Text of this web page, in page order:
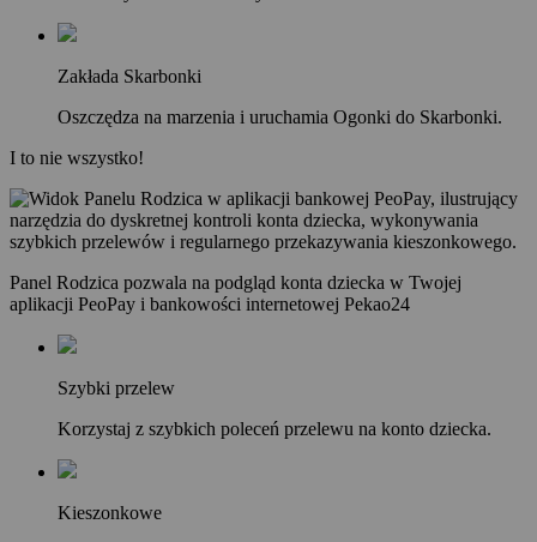
Zakłada Skarbonki
Oszczędza na marzenia i uruchamia Ogonki do Skarbonki.
I to nie wszystko!
Panel Rodzica pozwala na podgląd konta dziecka w Twojej
aplikacji PeoPay i bankowości internetowej Pekao24
Szybki przelew
Korzystaj z szybkich poleceń przelewu na konto dziecka.
Kieszonkowe